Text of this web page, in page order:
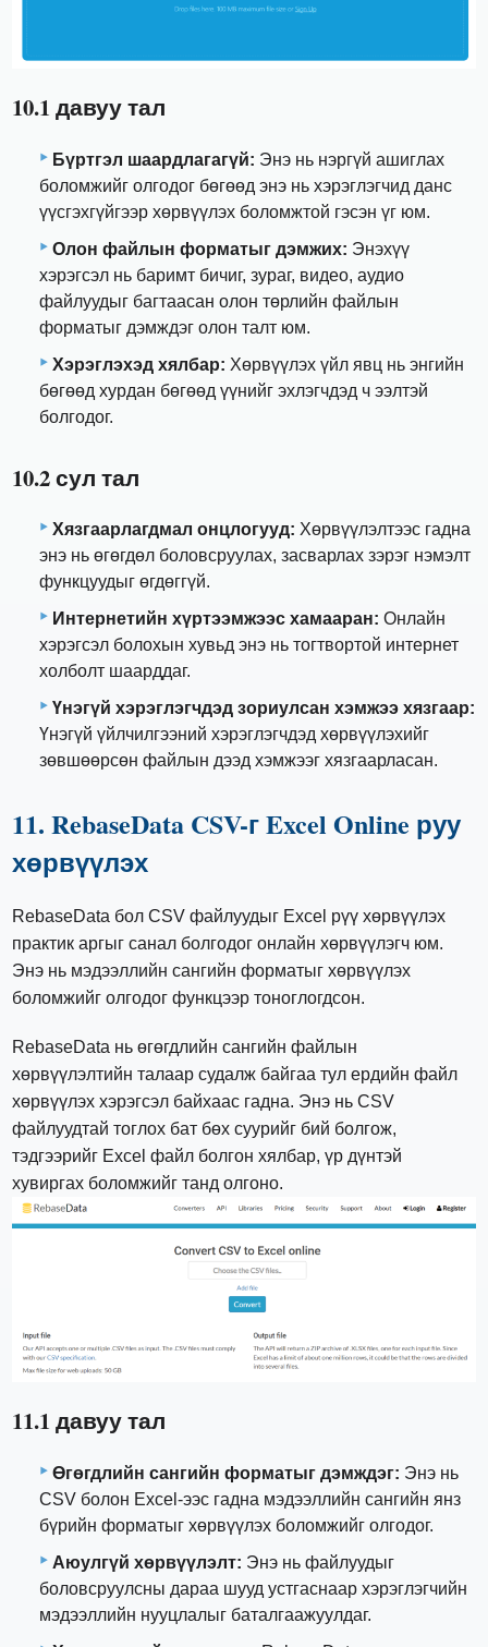
10.1 давуу тал
Бүртгэл шаардлагагүй: Энэ нь нэргүй ашиглах
боломжийг олгодог бөгөөд энэ нь хэрэглэгчид данс
үүсгэхгүйгээр хөрвүүлэх боломжтой гэсэн үг юм.
Олон файлын форматыг дэмжих: Энэхүү
хэрэгсэл нь баримт бичиг, зураг, видео, аудио
файлуудыг багтаасан олон төрлийн файлын
форматыг дэмждэг олон талт юм.
Хэрэглэхэд хялбар: Хөрвүүлэх үйл явц нь энгийн
бөгөөд хурдан бөгөөд үүнийг эхлэгчдэд ч ээлтэй
болгодог.
10.2 сул тал
Хязгаарлагдмал онцлогууд: Хөрвүүлэлтээс гадна
энэ нь өгөгдөл боловсруулах, засварлах зэрэг нэмэлт
функцуудыг өгдөггүй.
Интернетийн хүртээмжээс хамааран: Онлайн
хэрэгсэл болохын хувьд энэ нь тогтвортой интернет
холболт шаарддаг.
Үнэгүй хэрэглэгчдэд зориулсан хэмжээ хязгаар:
Үнэгүй үйлчилгээний хэрэглэгчдэд хөрвүүлэхийг
зөвшөөрсөн файлын дээд хэмжээг хязгаарласан.
11. RebaseData CSV-г Excel Online руу
хөрвүүлэх
RebaseData бол CSV файлуудыг Excel рүү хөрвүүлэх
практик аргыг санал болгодог онлайн хөрвүүлэгч юм.
Энэ нь мэдээллийн сангийн форматыг хөрвүүлэх
боломжийг олгодог функцээр тоноглогдсон.
RebaseData нь өгөгдлийн сангийн файлын
хөрвүүлэлтийн талаар судалж байгаа тул ердийн файл
хөрвүүлэх хэрэгсэл байхаас гадна. Энэ нь CSV
файлуудтай тоглох бат бөх суурийг бий болгож,
тэдгээрийг Excel файл болгон хялбар, үр дүнтэй
хувиргах боломжийг танд олгоно.
11.1 давуу тал
Өгөгдлийн сангийн форматыг дэмждэг: Энэ нь
CSV болон Excel-ээс гадна мэдээллийн сангийн янз
бүрийн форматыг хөрвүүлэх боломжийг олгодог.
Аюулгүй хөрвүүлэлт: Энэ нь файлуудыг
боловсруулсны дараа шууд устгаснаар хэрэглэгчийн
мэдээллийн нууцлалыг баталгаажуулдаг.